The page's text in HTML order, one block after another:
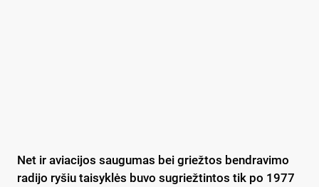
Net ir avia­ci­jos sau­gu­mas bei griež­tos bend­ra­vi­mo
ra­di­jo ry­šiu tai­syk­lės bu­vo su­griež­tin­tos tik po 1977